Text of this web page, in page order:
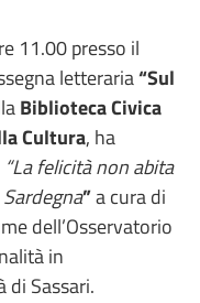
11.00 presso il
letteraria“Sul
Biblioteca Civica
Cultura, ha
“La felicità non abita
”a cura di
dell’Osservatorio
in
di Sassari.